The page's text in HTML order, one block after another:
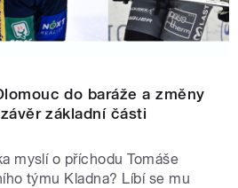
do baráže a změny
základní části
myslí o příchodu Tomáše
týmu Kladna? Líbí se mu